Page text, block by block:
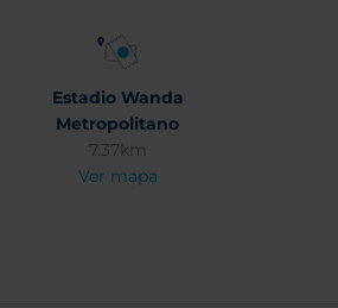
Estadio Wanda
Metropolitano
7.37km
Ver mapa